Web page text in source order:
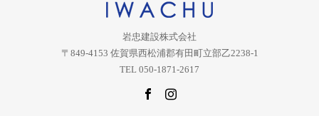
岩忠建設株式会社
〒849-4153 佐賀県西松浦郡有田町立部乙2238-1
TEL 050-1871-2617